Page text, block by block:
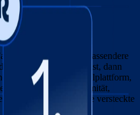
und eine umfassendere
hinaus benötigst, dann
internationale Personalplattform,
Rechtskonformität,
Preisgestaltung ohne versteckte
wechseln